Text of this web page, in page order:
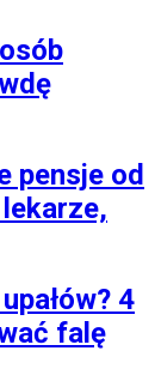
pensje od
4
falę